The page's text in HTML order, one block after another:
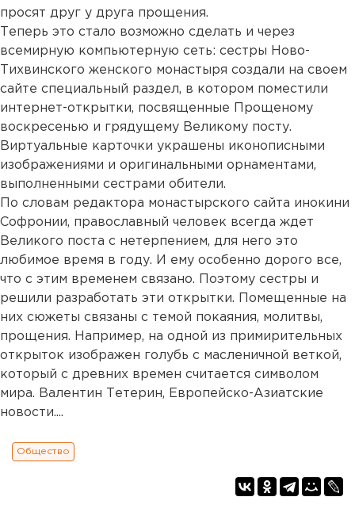
просят друг у друга прощения.
Теперь это стало возможно сделать и через
всемирную компьютерную сеть: сестры Ново-
Тихвинского женского монастыря создали на своем
сайте специальный раздел, в котором поместили
интернет-открытки, посвященные Прощеному
воскресенью и грядущему Великому посту.
Виртуальные карточки украшены иконописными
изображениями и оригинальными орнаментами,
выполненными сестрами обители.
По словам редактора монастырского сайта инокини
Софронии, православный человек всегда ждет
Великого поста с нетерпением, для него это
любимое время в году. И ему особенно дорого все,
что с этим временем связано. Поэтому сестры и
решили разработать эти открытки. Помещенные на
них сюжеты связаны с темой покаяния, молитвы,
прощения. Например, на одной из примирительных
открыток изображен голубь с масленичной веткой,
который с древних времен считается символом
мира. Валентин Тетерин, Европейско-Азиатские
новости....
Общество